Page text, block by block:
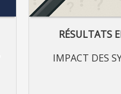
RÉSULTATS
IMPACT DES